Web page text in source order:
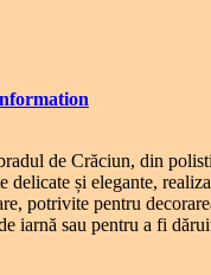
de Crăciun, din
delicate și elegante,
potrivite pentru
iarnă sau pentru a fi